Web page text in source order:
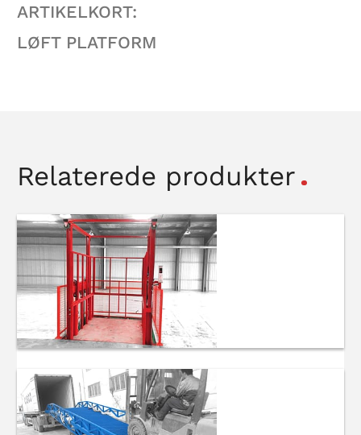
ARTIKELKORT:
LØFT PLATFORM
Relaterede produkter
Hydraulisk
lastelift